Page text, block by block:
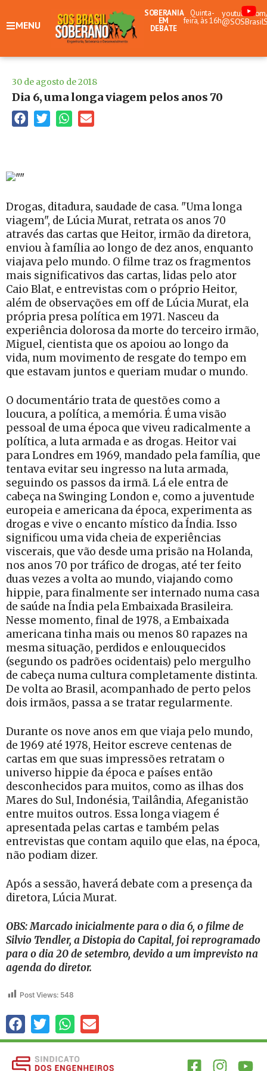
MENU
SOBERANIA
EM
DEBATE
Quinta-
feira, às 16h
30 de agosto de 2018
Dia 6, uma longa viagem pelos anos 70
Drogas, ditadura, saudade de casa. "Uma longa
viagem", de Lúcia Murat, retrata os anos 70
através das cartas que Heitor, irmão da diretora,
enviou à família ao longo de dez anos, enquanto
viajava pelo mundo. O filme traz os fragmentos
mais significativos das cartas, lidas pelo ator
Caio Blat, e entrevistas com o próprio Heitor,
além de observações em off de Lúcia Murat, ela
própria presa política em 1971. Nasceu da
experiência dolorosa da morte do terceiro irmão,
Miguel, cientista que os apoiou ao longo da
vida, num movimento de resgate do tempo em
que estavam juntos e queriam mudar o mundo.
O documentário trata de questões como a
loucura, a política, a memória. É uma visão
pessoal de uma época que viveu radicalmente a
política, a luta armada e as drogas. Heitor vai
para Londres em 1969, mandado pela família, que
tentava evitar seu ingresso na luta armada,
seguindo os passos da irmã. Lá ele entra de
cabeça na Swinging London e, como a juventude
europeia e americana da época, experimenta as
drogas e vive o encanto místico da Índia. Isso
significou uma vida cheia de experiências
viscerais, que vão desde uma prisão na Holanda,
nos anos 70 por tráfico de drogas, até ter feito
duas vezes a volta ao mundo, viajando como
hippie, para finalmente ser internado numa casa
de saúde na Índia pela Embaixada Brasileira.
Nesse momento, final de 1978, a Embaixada
americana tinha mais ou menos 80 rapazes na
mesma situação, perdidos e enlouquecidos
(segundo os padrões ocidentais) pelo mergulho
de cabeça numa cultura completamente distinta.
De volta ao Brasil, acompanhado de perto pelos
dois irmãos, passa a se tratar regularmente.
Durante os nove anos em que viaja pelo mundo,
de 1969 até 1978, Heitor escreve centenas de
cartas em que suas impressões retratam o
universo hippie da época e países então
desconhecidos para muitos, como as ilhas dos
Mares do Sul, Indonésia, Tailândia, Afeganistão
entre muitos outros. Essa longa viagem é
apresentada pelas cartas e também pelas
entrevistas que contam aquilo que elas, na época,
não podiam dizer.
Após a sessão, haverá debate com a presença da
diretora, Lúcia Murat.
OBS: Marcado inicialmente para o dia 6, o filme de
Silvio Tendler, a Distopia do Capital, foi reprogramado
para o dia 20 de setembro, devido a um imprevisto na
agenda do diretor.
Post Views: 548